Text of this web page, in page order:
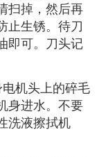
扫掉，然后再
止生锈。待刀
即可。刀头记
机头上的碎毛
身进水。不要
洗液擦拭机